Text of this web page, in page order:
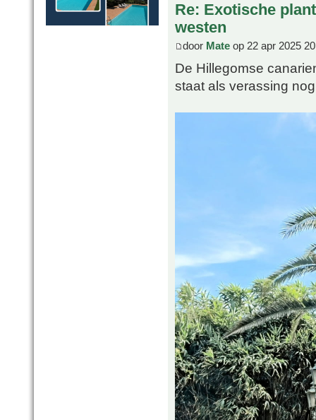
Re: Exotische
westen
door Mate op 22 apr 2025
De Hillegomse
staat als verassing